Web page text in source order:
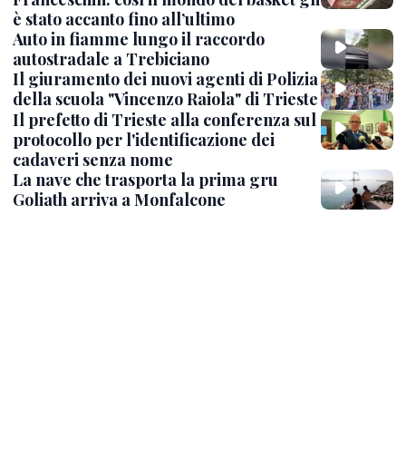
è stato accanto fino all’ultimo
Auto in fiamme lungo il raccordo
autostradale a Trebiciano
Il giuramento dei nuovi agenti di Polizia
della scuola "Vincenzo Raiola" di Trieste
Il prefetto di Trieste alla conferenza sul
protocollo per l'identificazione dei
cadaveri senza nome
La nave che trasporta la prima gru
Goliath arriva a Monfalcone